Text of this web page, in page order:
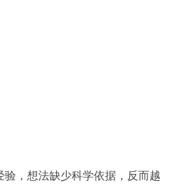
验，想法缺少科学依据，反而越